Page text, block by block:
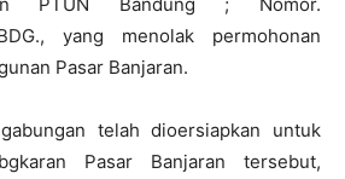
yang menolak permohonan
Pasar Banjaran.
telah dioersiapkan untuk
Pasar Banjaran tersebut,